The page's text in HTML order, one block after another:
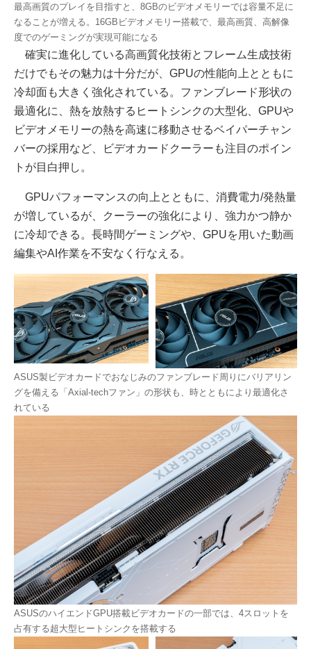
最高画質のプレイを目指すと、8GBのビデオメモリーでは容量不足に
なることが増える。16GBビデオメモリー搭載で、最高画質、高解像
度でのゲーミングが実現可能になる
確実に進化している高画質化技術とフレーム生成技術
だけでもその魅力は十分だが、GPUの性能向上とともに
冷却面も大きく強化されている。ファンブレード形状の
最適化に、熱を放熱するヒートシンクの大型化、GPUや
ビデオメモリーの熱を高速に移動させるベイパーチャン
バーの採用など、ビデオカードクーラーも注目のポイン
トが目白押し。
GPUパフォーマンスの向上とともに、消費電力/発熱量
が増しているが、クーラーの強化により、強力かつ静か
に冷却できる。長時間ゲーミングや、GPUを用いた動画
編集やAI作業を不安なく行なえる。
ASUS製ビデオカードでおなじみのファンブレード周りにバリアリン
グを備える「Axial-techファン」の形状も、時とともにより最適化さ
れている
ASUSのハイエンドGPU搭載ビデオカードの一部では、4スロットを
占有する超大型ヒートシンクを搭載する